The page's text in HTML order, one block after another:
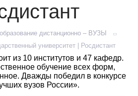
дистанционно – ВУЗЫ
университет | Росдистант
из 10 институтов и 47 кафедр.
обучение всех форм,
Дважды победил в конкурсе
вузов России».